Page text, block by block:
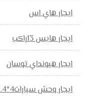
ايجار هاي اس
ايجار هايس 13راكب
ايجار هيونداي توسان
ايجار وحش سيارات4*4..استئجار رنج روفر